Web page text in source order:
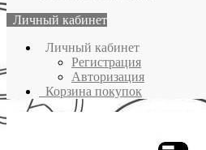
Личный кабинет
Личный кабинет
Регистрация
Авторизация
Корзина покупок